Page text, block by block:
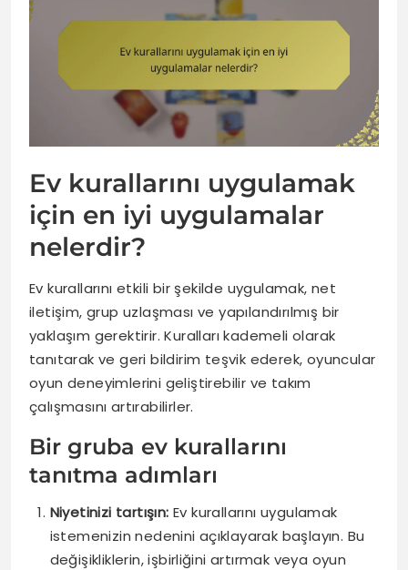
Ev kurallarını uygulamak
için en iyi uygulamalar
nelerdir?
Ev kurallarını etkili bir şekilde uygulamak, net
iletişim, grup uzlaşması ve yapılandırılmış bir
yaklaşım gerektirir. Kuralları kademeli olarak
tanıtarak ve geri bildirim teşvik ederek, oyuncular
oyun deneyimlerini geliştirebilir ve takım
çalışmasını artırabilirler.
Bir gruba ev kurallarını
tanıtma adımları
Niyetinizi tartışın: Ev kurallarını uygulamak
istemenizin nedenini açıklayarak başlayın. Bu
değişikliklerin, işbirliğini artırmak veya oyun